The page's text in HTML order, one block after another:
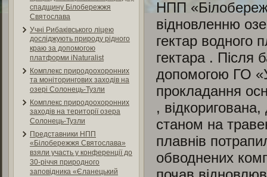
спадщину Білобережжя
Святослава
Учні Рибаківського ліцею
досліджують природу рідного
краю за допомогою
платформи iNaturalist
Комплекс природоохоронних
та моніторингових заходів на
озері Солонець-Тузли
Комплекс природоохоронних
заходів на території озера
Солонець-Тузли
Представники НПП
«Білобережжя Святослава»
взяли участь у конференції до
30-річчя природного
заповідника «Єланецький
НПП
відновленню
гектар
гектара . Після
допомогою ГО
прокладання
,
станом на
плавнів
обводнених